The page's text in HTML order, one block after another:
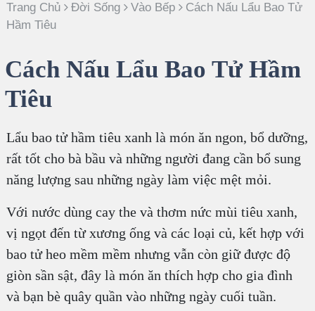
Trang Chủ Đời Sống Vào Bếp
Cách Nấu Lẩu Bao Tử
Hầm Tiêu
Cách Nấu Lẩu Bao Tử Hầm
Tiêu
Lẩu bao tử hầm tiêu xanh là món ăn ngon, bổ dưỡng,
rất tốt cho bà bầu và những người đang cần bổ sung
năng lượng sau những ngày làm việc mệt mỏi.
Với nước dùng cay the và thơm nức mùi tiêu xanh,
vị ngọt đến từ xương ống và các loại củ, kết hợp với
bao tử heo mềm mềm nhưng vẫn còn giữ được độ
giòn sần sật, đây là món ăn thích hợp cho gia đình
và bạn bè quây quần vào những ngày cuối tuần.